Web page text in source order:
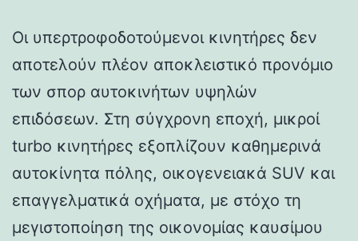
Οι υπερτροφοδοτούμενοι κινητήρες δεν
αποτελούν πλέον αποκλειστικό προνόμιο
των σπορ αυτοκινήτων υψηλών
επιδόσεων. Στη σύγχρονη εποχή, μικροί
turbo κινητήρες εξοπλίζουν καθημερινά
αυτοκίνητα πόλης, οικογενειακά SUV και
επαγγελματικά οχήματα, με στόχο τη
μεγιστοποίηση της οικονομίας καυσίμου